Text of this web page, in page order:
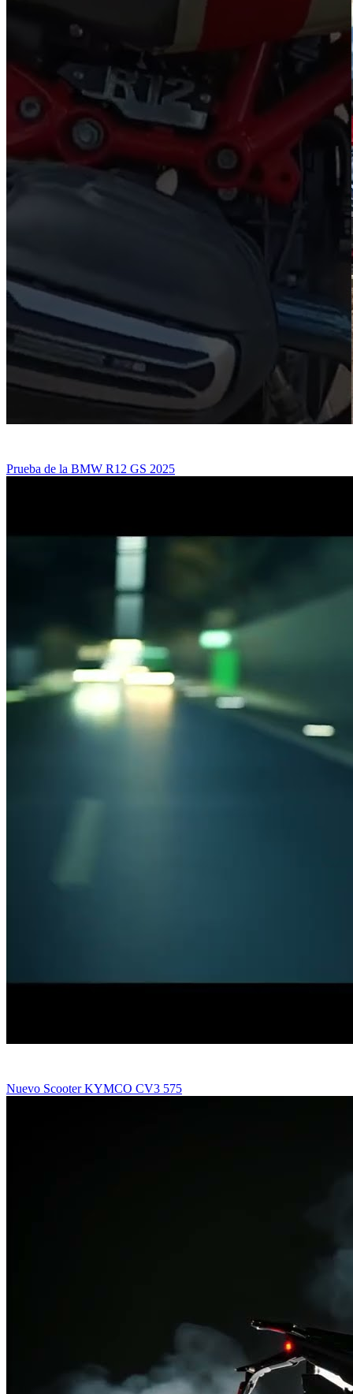
Prueba de la BMW R12 GS 2025
Nuevo Scooter KYMCO CV3 575